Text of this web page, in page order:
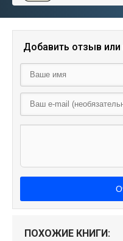
Добавить отзыв
ПОХОЖИЕ КНИГИ: